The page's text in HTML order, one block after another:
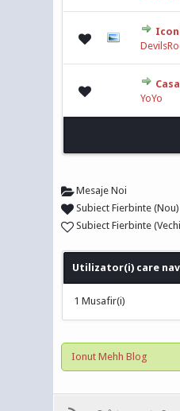
YoYo
Mesaje Noi
Subiect Fierbinte (Nou)
Subiect Fierbinte
Utilizator(i) care
1 Musafir(i)
Ionut Mehh Blog